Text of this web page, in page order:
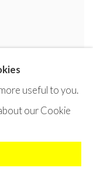
useful to you.
our Cookie